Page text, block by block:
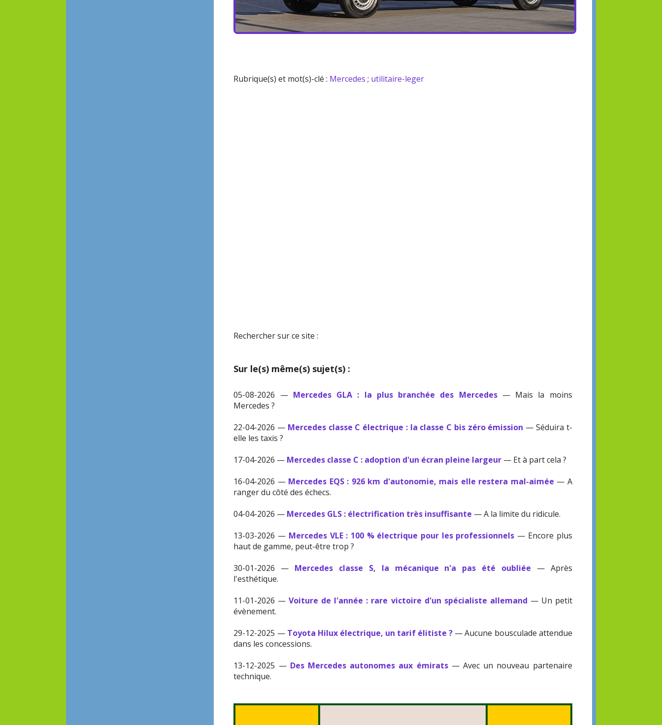
Rubrique(s) et mot(s)-clé : Mercedes ; utilitaire-leger
Rechercher sur ce site :
Sur le(s) même(s) sujet(s) :
05-08-2026 — Mercedes GLA : la plus branchée des Mercedes— Mais la moins
Mercedes ?
22-04-2026 — Mercedes classe C électrique : la classe C bis zéro émission — Séduira t-
elle les taxis ?
17-04-2026 — Mercedes classe C : adoption d'un écran pleine largeur — Et à part cela ?
16-04-2026 — Mercedes EQS : 926 km d'autonomie, mais elle restera mal-aimée — A
ranger du côté des échecs.
04-04-2026 — Mercedes GLS : électrification très insuffisante — A la limite du ridicule.
13-03-2026 — Mercedes VLE : 100 % électrique pour les professionnels — Encore plus
haut de gamme, peut-être trop ?
30-01-2026 — Mercedes classe S, la mécanique n'a pas été oubliée — Après
l'esthétique.
11-01-2026 —Voiture de l'année : rare victoire d'un spécialiste allemand — Un petit
évènement.
29-12-2025 — Toyota Hilux électrique, un tarif élitiste ? — Aucune bousculade attendue
dans les concessions.
13-12-2025 — Des Mercedes autonomes aux émirats— Avec un nouveau partenaire
technique.